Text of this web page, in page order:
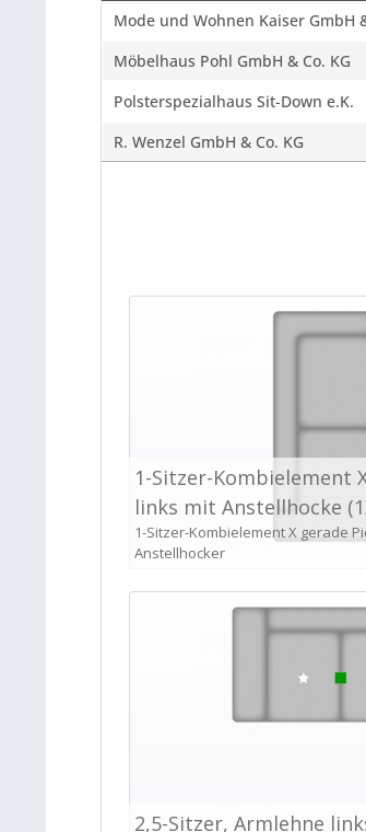
Verkäufer – Klick auf den
Mode und Wohnen Kaiser GmbH
Möbelhaus Pohl GmbH & Co. KG
Polsterspezialhaus Sit-Down e.K.
R. Wenzel GmbH & Co. KG